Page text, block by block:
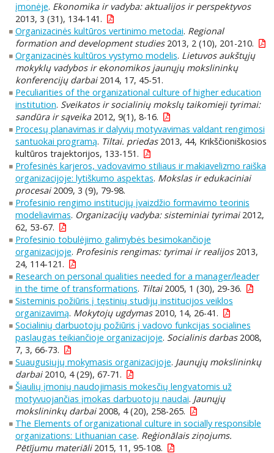
įmonėje. Ekonomika ir vadyba: aktualijos ir perspektyvos
2013, 3 (31), 134-141.
Organizacinės kultūros vertinimo metodai. Regional
formation and development studies2013, 2 (10), 201-210.
Organizacinės kultūros vystymo modelis. Lietuvos aukštųjų
mokyklų vadybos ir ekonomikos jaunųjų mokslininkų
konferencijų darbai2014, 17, 45-51.
Peculiarities of the organizational culture of higher education
institution. Sveikatos ir socialinių mokslų taikomieji tyrimai:
sandūra ir sąveika2012, 9(1), 8-16.
Procesų planavimas ir dalyvių motyvavimas valdant rengimosi
santuokai programą. Tiltai. priedas2013, 44, Krikščioniškosios
kultūros trajektorijos, 133-151.
Profesinės karjeros, vadovavimo stiliaus ir makiavelizmo raiška
organizacijoje: lytiškumo aspektas. Mokslas ir edukaciniai
procesai2009, 3 (9), 79-98.
Profesinio rengimo institucijų įvaizdžio formavimo teorinis
modeliavimas. Organizacijų vadyba: sisteminiai tyrimai2012,
62, 53-67.
Profesinio tobulėjimo galimybės besimokančioje
organizacijoje. Profesinis rengimas: tyrimai ir realijos2013,
24, 114-121.
Research on personal qualities needed for a manager/leader
in the time of transformations. Tiltai2005, 1 (30), 29-36.
Sisteminis požiūris į tęstinių studijų institucijos veiklos
organizavimą. Mokytojų ugdymas2010, 14, 26-41.
Socialinių darbuotojų požiūris į vadovo funkcijas socialines
paslaugas teikiančioje organizacijoje. Socialinis darbas2008,
7, 3, 66-73.
Suaugusiųjų mokymasis organizacijoje. Jaunųjų mokslininkų
darbai2010, 4 (29), 67-71.
Šiaulių įmonių naudojimasis mokesčių lengvatomis už
motyvuojančias įmokas darbuotojų naudai. Jaunųjų
mokslininkų darbai2008, 4 (20), 258-265.
The Elements of organizational culture in socially responsible
organizations: Lithuanian case. Reģionālais ziņojums.
Pētījumu materiāli2015, 11, 95-108.